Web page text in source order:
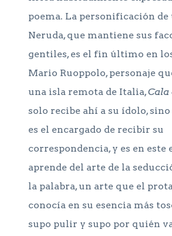
poema. La personificación de
Neruda, que mantiene sus
gentiles, es el fin último en
Mario Ruoppolo, personaje
una isla remota de Italia,Cala
solo recibe ahí a su ídolo, sino
es el encargado de recibir su
correspondencia, y es en
aprende del arte de la
la palabra, un arte que el
conocía en su esencia más
supo pulir y supo por quién